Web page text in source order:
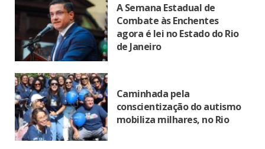
A Semana Estadual de
Combate às Enchentes
agora é lei no Estado do Rio
de Janeiro
Caminhada pela
conscientização do autismo
mobiliza milhares, no Rio